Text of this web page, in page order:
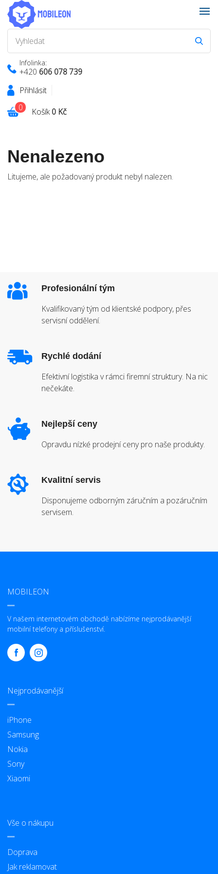
Infolinka:
+420 606 078 739
Přihlásit
Košík0 Kč
0
Nenalezeno
Litujeme, ale požadovaný produkt nebyl nalezen.
Profesionální tým
Kvalifikovaný tým od klientské podpory, přes
servisní oddělení.
Rychlé dodání
Efektivní logistika v rámci firemní struktury. Na nic
nečekáte.
Nejlepší ceny
Opravdu nízké prodejní ceny pro naše produkty.
Kvalitní servis
Disponujeme odborným záručním a pozáručním
servisem.
MOBILEON
V našem internetovém obchodě nabízíme nejprodávanější
mobilní telefony a příslušenství.
Nejprodávanější
iPhone
Samsung
Nokia
Sony
Xiaomi
Vše o nákupu
Doprava
Jak reklamovat